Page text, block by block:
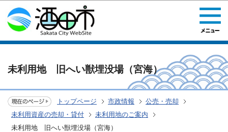
このページの本文へ移動
未利用地 旧へい獣埋没場（宮海）
トップページ 市政情報
公売・売却
未利用資産の売却・貸付
未利用地のご案内
未利用地 旧へい獣埋没場（宮海）